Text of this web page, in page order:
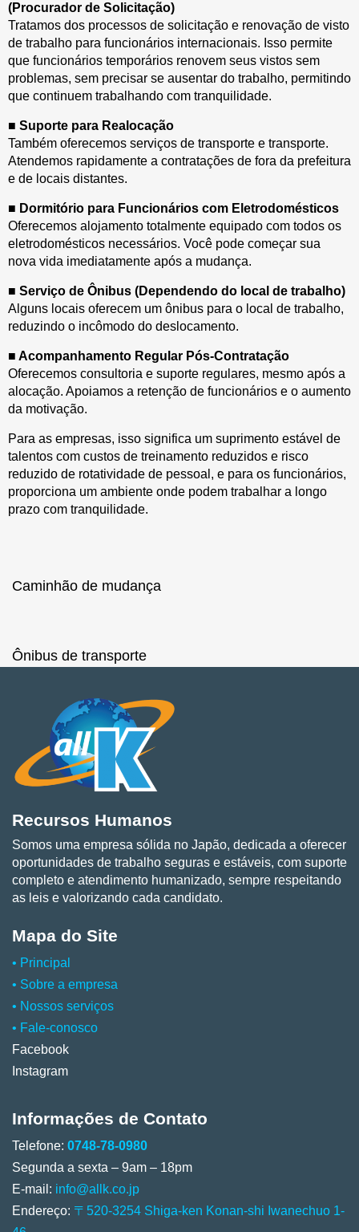
(Procurador de Solicitação)
Tratamos dos processos de solicitação e renovação de visto
de trabalho para funcionários internacionais. Isso permite
que funcionários temporários renovem seus vistos sem
problemas, sem precisar se ausentar do trabalho, permitindo
que continuem trabalhando com tranquilidade.
■ Suporte para Realocação
Também oferecemos serviços de transporte e transporte.
Atendemos rapidamente a contratações de fora da prefeitura
e de locais distantes.
■ Dormitório para Funcionários com Eletrodomésticos
Oferecemos alojamento totalmente equipado com todos os
eletrodomésticos necessários. Você pode começar sua
nova vida imediatamente após a mudança.
■ Serviço de Ônibus (Dependendo do local de trabalho)
Alguns locais oferecem um ônibus para o local de trabalho,
reduzindo o incômodo do deslocamento.
■ Acompanhamento Regular Pós-Contratação
Oferecemos consultoria e suporte regulares, mesmo após a
alocação. Apoiamos a retenção de funcionários e o aumento
da motivação.
Para as empresas, isso significa um suprimento estável de
talentos com custos de treinamento reduzidos e risco
reduzido de rotatividade de pessoal, e para os funcionários,
proporciona um ambiente onde podem trabalhar a longo
prazo com tranquilidade.
Caminhão de mudança
Ônibus de transporte
Recursos Humanos
Somos uma empresa sólida no Japão, dedicada a oferecer
oportunidades de trabalho seguras e estáveis, com suporte
completo e atendimento humanizado, sempre respeitando
as leis e valorizando cada candidato.
Mapa do Site
• Principal
• Sobre a empresa
• Nossos serviços
• Fale-conosco
Facebook
Instagram
Informações de Contato
Telefone: 0748-78-0980
Segunda a sexta – 9am – 18pm
E-mail: info@allk.co.jp
Endereço: 〒520-3254 Shiga-ken Konan-shi Iwanechuo 1-